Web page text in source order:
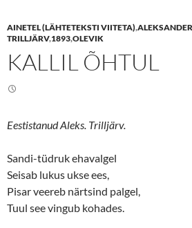
o
n
w
i
O
p
s
i
n
n
e
w
w
o
n
a
e
O
n
s
n
n
e
w
w
AINETEL (LÄHTETEKSTI VIITETA),
TRILLJÄRV,1893,OLEVIK
KALLIL ÕHTUL
Eestistanud Aleks. Trilljärv.
Sandi-tüdruk ehavalgel
Seisab lukus ukse ees,
Pisar veereb närtsind palgel,
Tuul see vingub kohades.